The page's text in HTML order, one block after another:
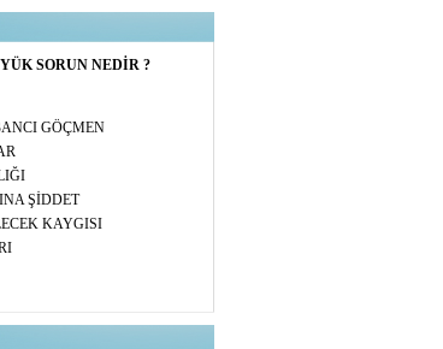
SORUN NEDİR ?
GÖÇMEN
ŞİDDET
KAYGISI